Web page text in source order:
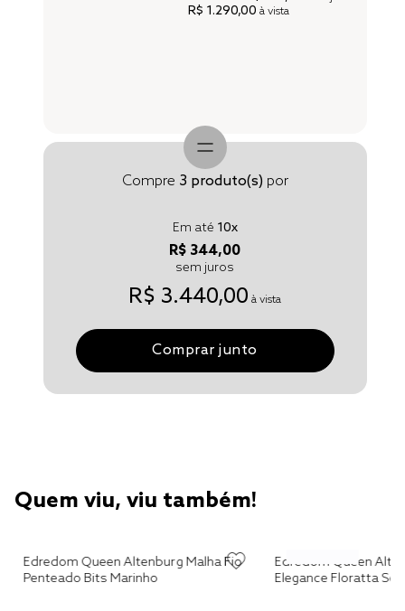
R$ 1.290,00 à vista
Compre 3 produto(s)por
Em até 10x
R$ 344,00
sem juros
R$ 3.440,00 à vista
Comprar junto
Quem viu, viu também!
Edredom Queen Altenburg Malha Fio
Penteado Bits Marinho
Edredom Queen
Elegance Floratta